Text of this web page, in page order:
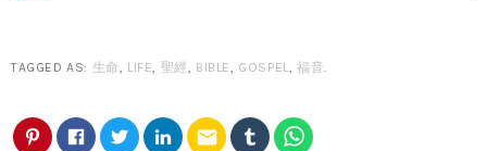
TAGGED AS: 生命 LIFE 聖經 BIBLE GOSPEL ,福音
email